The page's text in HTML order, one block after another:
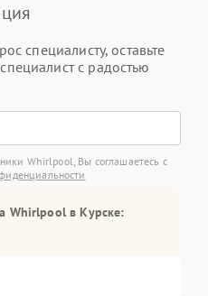
специалисту, оставьте
с радостью
Whirlpool, Вы соглашаетесь с
Whirlpool в Курске: